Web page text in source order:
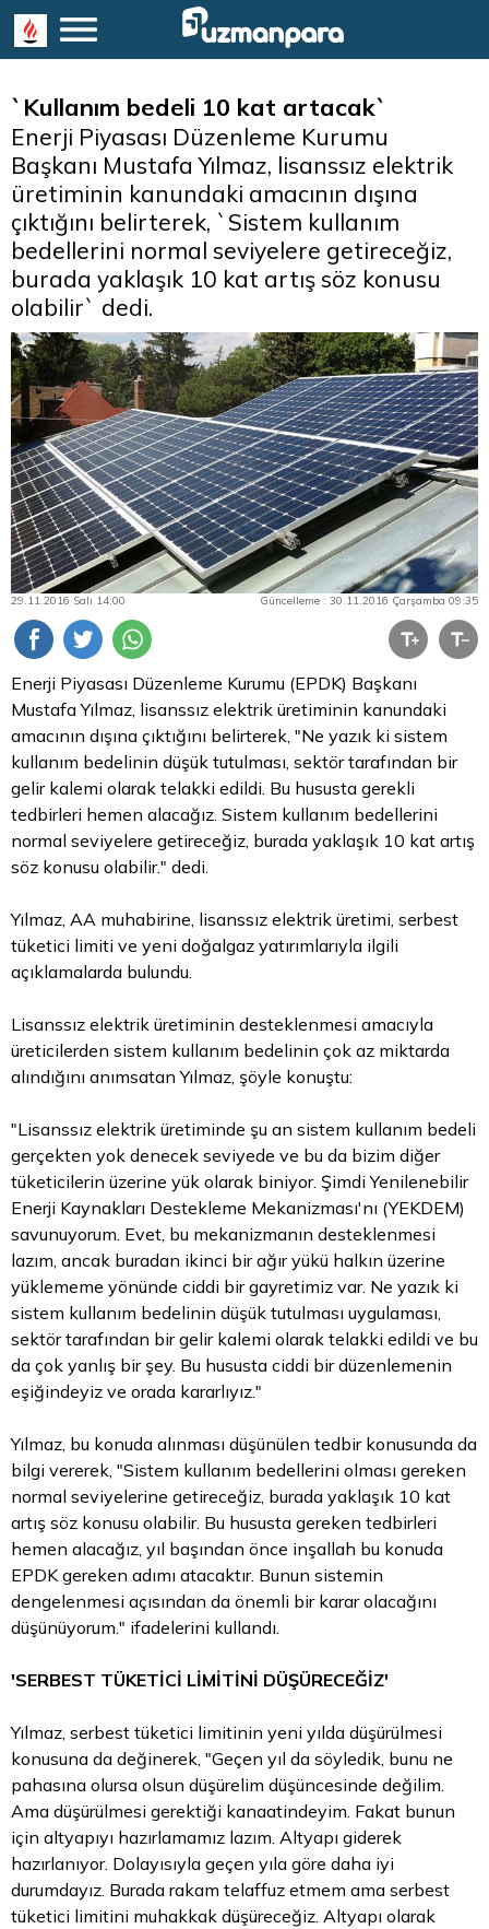
`Kullanım bedeli 10 kat artacak`
Enerji Piyasası Düzenleme Kurumu
Başkanı Mustafa Yılmaz, lisanssız elektrik
üretiminin kanundaki amacının dışına
çıktığını belirterek, `Sistem kullanım
bedellerini normal seviyelere getireceğiz,
burada yaklaşık 10 kat artış söz konusu
olabilir` dedi.
29.11.2016 Salı 14:00 Güncelleme : 30.11.2016 Çarşamba 09:35
Enerji Piyasası Düzenleme Kurumu (EPDK) Başkanı
Mustafa Yılmaz, lisanssız elektrik üretiminin kanundaki
amacının dışına çıktığını belirterek, "Ne yazık ki sistem
kullanım bedelinin düşük tutulması, sektör tarafından bir
gelir kalemi olarak telakki edildi. Bu hususta gerekli
tedbirleri hemen alacağız. Sistem kullanım bedellerini
normal seviyelere getireceğiz, burada yaklaşık 10 kat artış
söz konusu olabilir." dedi.
Yılmaz, AA muhabirine, lisanssız elektrik üretimi, serbest
tüketici limiti ve yeni doğalgaz yatırımlarıyla ilgili
açıklamalarda bulundu.
Lisanssız elektrik üretiminin desteklenmesi amacıyla
üreticilerden sistem kullanım bedelinin çok az miktarda
alındığını anımsatan Yılmaz, şöyle konuştu:
"Lisanssız elektrik üretiminde şu an sistem kullanım bedeli
gerçekten yok denecek seviyede ve bu da bizim diğer
tüketicilerin üzerine yük olarak biniyor. Şimdi Yenilenebilir
Enerji Kaynakları Destekleme Mekanizması'nı (YEKDEM)
savunuyorum. Evet, bu mekanizmanın desteklenmesi
lazım, ancak buradan ikinci bir ağır yükü halkın üzerine
yüklememe yönünde ciddi bir gayretimiz var. Ne yazık ki
sistem kullanım bedelinin düşük tutulması uygulaması,
sektör tarafından bir gelir kalemi olarak telakki edildi ve bu
da çok yanlış bir şey. Bu hususta ciddi bir düzenlemenin
eşiğindeyiz ve orada kararlıyız."
Yılmaz, bu konuda alınması düşünülen tedbir konusunda da
bilgi vererek, "Sistem kullanım bedellerini olması gereken
normal seviyelerine getireceğiz, burada yaklaşık 10 kat
artış söz konusu olabilir. Bu hususta gereken tedbirleri
hemen alacağız, yıl başından önce inşallah bu konuda
EPDK gereken adımı atacaktır. Bunun sistemin
dengelenmesi açısından da önemli bir karar olacağını
düşünüyorum." ifadelerini kullandı.
'SERBEST TÜKETİCİ LİMİTİNİ DÜŞÜRECEĞİZ'
Yılmaz, serbest tüketici limitinin yeni yılda düşürülmesi
konusuna da değinerek, "Geçen yıl da söyledik, bunu ne
pahasına olursa olsun düşürelim düşüncesinde değilim.
Ama düşürülmesi gerektiği kanaatindeyim. Fakat bunun
için altyapıyı hazırlamamız lazım. Altyapı giderek
hazırlanıyor. Dolayısıyla geçen yıla göre daha iyi
durumdayız. Burada rakam telaffuz etmem ama serbest
tüketici limitini muhakkak düşüreceğiz. Altyapı olarak